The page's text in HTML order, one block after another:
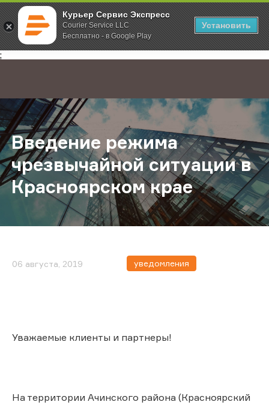
Курьер Сервис Экспресс
Courier Service LLC
Бесплатно - в Google Play
Установить
;
Главная О компании Новости Введение режима чрезвычайной
Введение режима
чрезвычайной ситуации в
Красноярском крае
06 августа, 2019 уведомления
Уважаемые клиенты и партнеры!
На территории Ачинского района (Красноярский